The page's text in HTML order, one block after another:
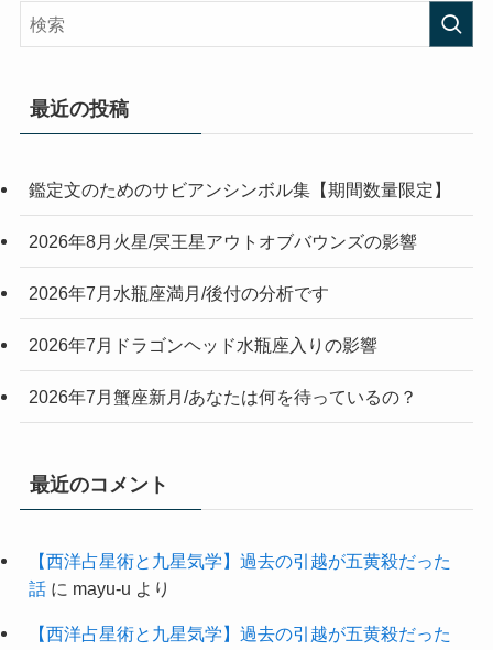
最近の投稿
鑑定文のためのサビアンシンボル集【期間数量限定】
2026年8月火星/冥王星アウトオブバウンズの影響
2026年7月水瓶座満月/後付の分析です
2026年7月ドラゴンヘッド水瓶座入りの影響
2026年7月蟹座新月/あなたは何を待っているの？
最近のコメント
【西洋占星術と九星気学】過去の引越が五黄殺だった
話に mayu-u より
【西洋占星術と九星気学】過去の引越が五黄殺だった